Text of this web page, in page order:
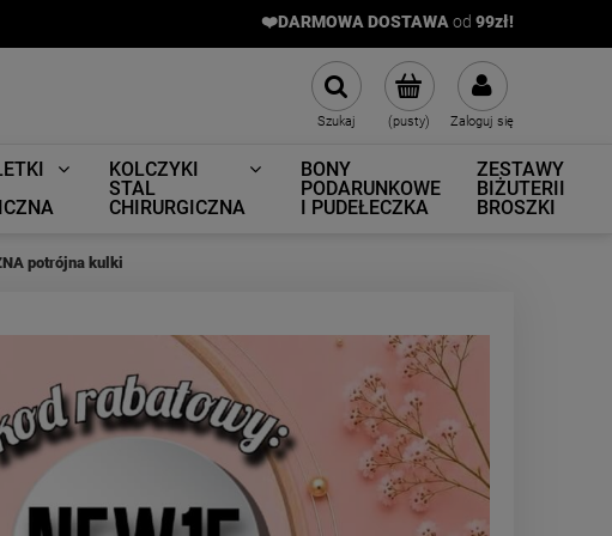
❤️DARMOWA DOSTAWA od 99zł!
(pusty) Zaloguj się
Szukaj
KOLCZYKI
STAL
CHIRURGICZNA
BONY
PODARUNKOWE
I PUDEŁECZKA
ZESTAWY
BIŻUTERII
BROSZKI
potrójna kulki